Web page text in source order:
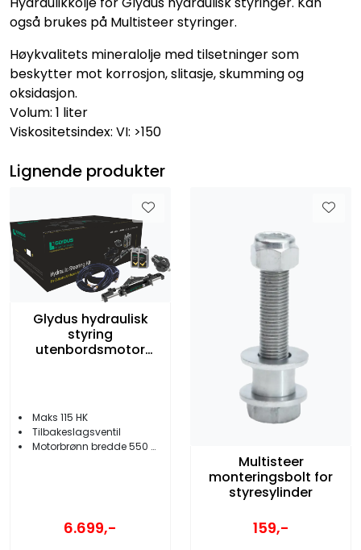
også brukes på Multisteer styringer.
Høykvalitets mineralolje med tilsetninger som
beskytter mot korrosjon, slitasje, skumming og
oksidasjon.
Volum: 1 liter
Viskositetsindex: VI: >150
Lignende produkter
Glydus hydraulisk
styring
utenbordsmotor
Maks 115 HK
Tilbakeslagsventil
Motorbrønn bredde 550 mm
6.699,-
Multisteer
monteringsbolt for
styresylinder
159,-